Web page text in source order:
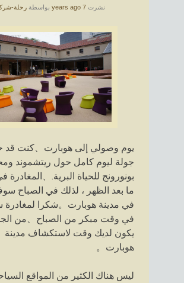
نشرت7 years ago بواسطةرحلة-
يوم وصولي إلى هوبارت、كنت
جولة ليوم كامل حول ريتشموند
بونورونج للحياة البرية.、المغادرة
ما بعد الظهر ، لذلك في الصباح
في مدينة هوبارت。شكرا لمغادرة
في وقت مبكر من الصباح、من
يكون لديك وقت لاستكشاف مدينة
هوبارت。
ليس هناك الكثير من المواقع